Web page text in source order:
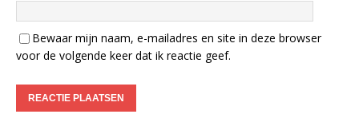
Bewaar mijn naam, e-mailadres en site in deze browser
voor de volgende keer dat ik reactie geef.